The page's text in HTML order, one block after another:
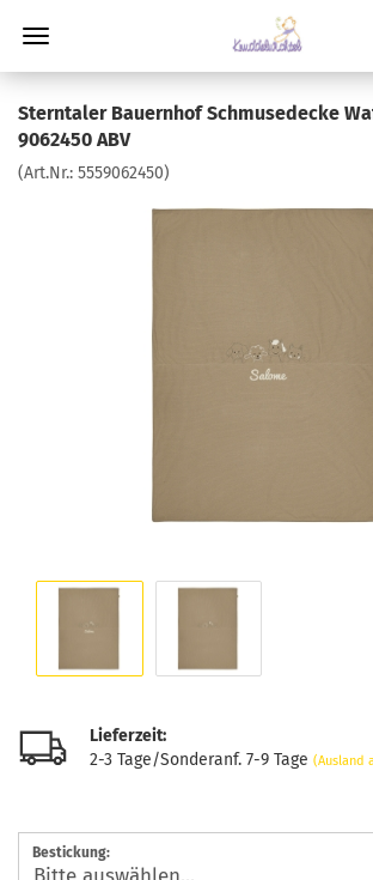
Sterntaler Bauernhof Schmusedecke
9062450 ABV
(Art.Nr.: 5559062450)
Lieferzeit:
2-3 Tage/Sonderanf. 7-9 Tage (Ausland
Bestickung: